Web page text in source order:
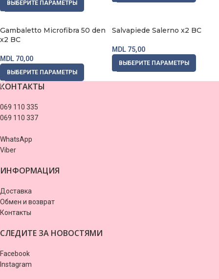
ВЫБЕРИТЕ ПАРАМЕТРЫ
Gambaletto Microfibra 50 den
x2 BC
MDL 70,00
ВЫБЕРИТЕ ПАРАМЕТРЫ
Salvapiede Salerno x2 BC
MDL 75,00
ВЫБЕРИТЕ ПАРАМЕТРЫ
КОНТАКТЫ
069 110 335
069 110 337
WhatsApp
Viber
ИНФОРМАЦИЯ
Доставка
Обмен и возврат
Контакты
СЛЕДИТЕ ЗА НОВОСТЯМИ
Facebook
Instagram